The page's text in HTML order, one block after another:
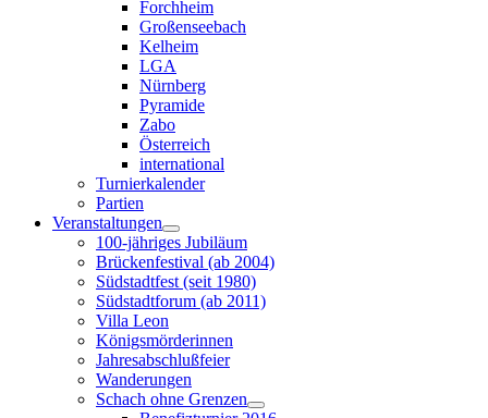
Forchheim
Großenseebach
Kelheim
LGA
Nürnberg
Pyramide
Zabo
Österreich
international
Turnierkalender
Partien
Veranstaltungen
100-jähriges Jubiläum
Brückenfestival (ab 2004)
Südstadtfest (seit 1980)
Südstadtforum (ab 2011)
Villa Leon
Königsmörderinnen
Jahresabschlußfeier
Wanderungen
Schach ohne Grenzen